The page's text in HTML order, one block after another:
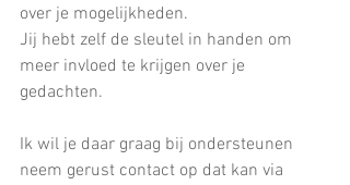
over je mogelijkheden.
Jij hebt zelf de sleutel in handen om
meer invloed te krijgen over je
gedachten.
Ik wil je daar graag bij ondersteunen
neem gerust contact op dat kan via